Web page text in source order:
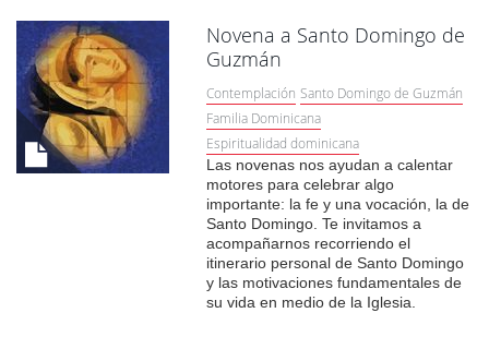
Novena a Santo Domingo de
Guzmán
Contemplación Santo Domingo de Guzmán
Familia Dominicana
Espiritualidad dominicana
Las novenas nos ayudan a calentar
motores para celebrar algo
importante: la fe y una vocación, la de
Santo Domingo. Te invitamos a
acompañarnos recorriendo el
itinerario personal de Santo Domingo
y las motivaciones fundamentales de
su vida en medio de la Iglesia.